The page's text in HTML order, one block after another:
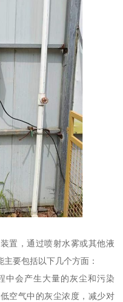
置，通过喷射水雾或其他液
要包括以下几个方面：
中会产生大量的灰尘和污染
空气中的灰尘浓度，减少对